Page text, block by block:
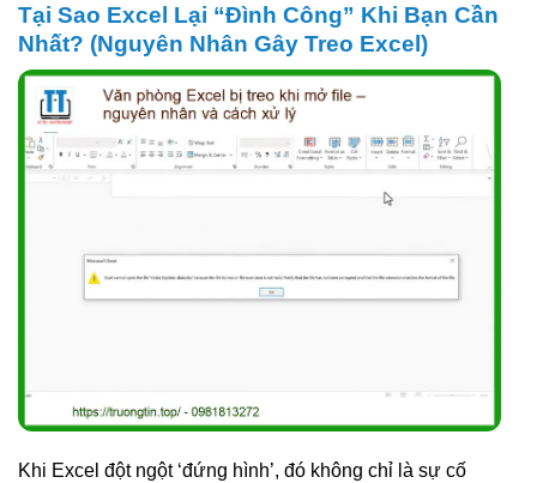
Tại Sao Excel Lại “Đình Công” Khi Bạn Cần
Nhất? (Nguyên Nhân Gây Treo Excel)
Khi Excel đột ngột ‘đứng hình’, đó không chỉ là sự cố